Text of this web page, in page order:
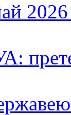
2026